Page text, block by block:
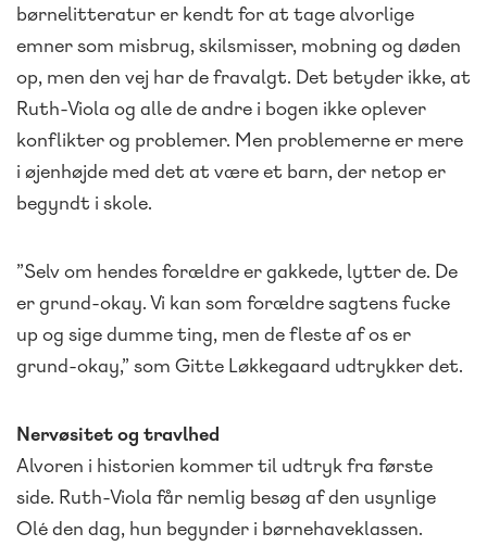
børnelitteratur er kendt for at tage alvorlige
emner som misbrug, skilsmisser, mobning og døden
op, men den vej har de fravalgt. Det betyder ikke, at
Ruth-Viola og alle de andre i bogen ikke oplever
konflikter og problemer. Men problemerne er mere
i øjenhøjde med det at være et barn, der netop er
begyndt i skole.
”Selv om hendes forældre er gakkede, lytter de. De
er grund-okay. Vi kan som forældre sagtens fucke
up og sige dumme ting, men de fleste af os er
grund-okay,” som Gitte Løkkegaard udtrykker det.
Nervøsitet og travlhed
Alvoren i historien kommer til udtryk fra første
side. Ruth-Viola får nemlig besøg af den usynlige
Olé den dag, hun begynder i børnehaveklassen.